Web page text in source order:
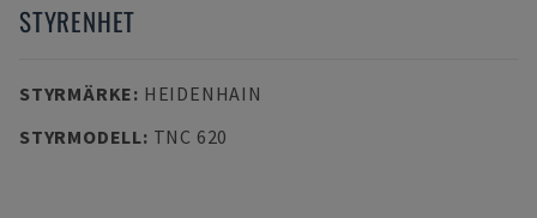
STYRENHET
STYRMÄRKE: HEIDENHAIN
STYRMODELL: TNC 620